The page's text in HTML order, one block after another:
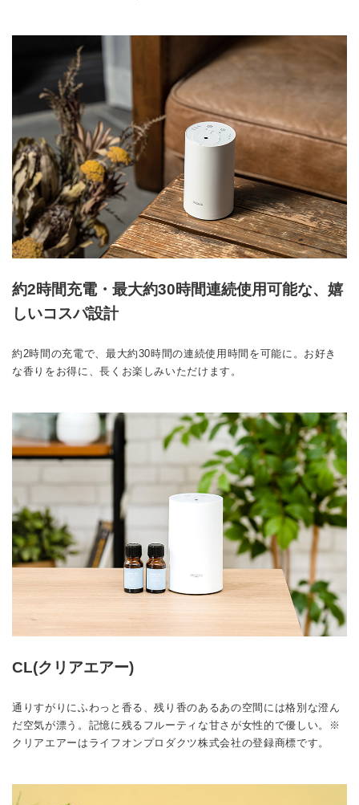
約2時間充電・最大約30時間連続使用可能な、嬉
しいコスパ設計
約2時間の充電で、最大約30時間の連続使用時間を可能に。お好き
な香りをお得に、長くお楽しみいただけます。
CL(クリアエアー)
通りすがりにふわっと香る、残り香のあるあの空間には格別な澄ん
だ空気が漂う。記憶に残るフルーティな甘さが女性的で優しい。※
クリアエアーはライフオンプロダクツ株式会社の登録商標です。